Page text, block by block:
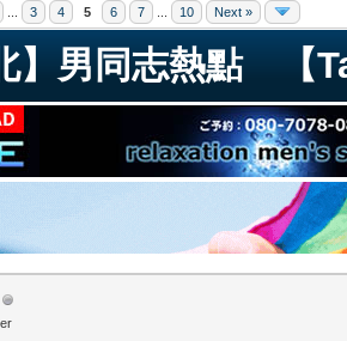
3 4 5 6 7 10 Next »
】男同志熱點 【